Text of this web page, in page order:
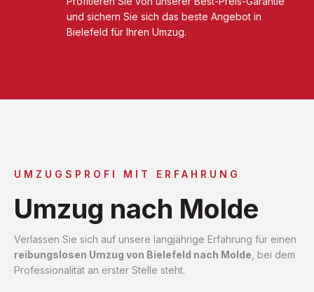
und sichern Sie sich das beste Angebot in
Bielefeld für Ihren Umzug.
UMZUGSPROFI MIT ERFAHRUNG
Umzug nach Molde
Verlassen Sie sich auf unsere langjährige Erfahrung für einen
reibungslosen Umzug von Bielefeld nach Molde , bei dem
Professionalität an erster Stelle steht.